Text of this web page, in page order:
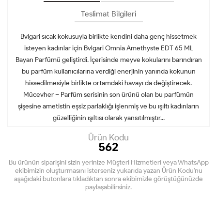
Teslimat Bilgileri
Bvlgari sıcak kokusuyla birlikte kendini daha genç hissetmek
isteyen kadınlar için Bvlgari Omnia Amethyste EDT 65 ML
Bayan Parfümü geliştirdi. İçerisinde meyve kokularını barındıran
bu parfüm kullanıcılarına verdiği enerjinin yanında kokunun
hissedilmesiyle birlikte ortamdaki havayı da değiştirecek.
Mücevher – Parfüm serisinin son ürünü olan bu parfümün
şişesine ametistin eşsiz parlaklığı işlenmiş ve bu ışıltı kadınların
güzelliğinin ışıltısı olarak yansıtılmıştır...
Ürün Kodu
562
Bu ürünün siparişini sizin yerinize Müşteri Hizmetleri veya WhatsApp
ekibimizin oluşturmasını isterseniz yukarıda yazan Ürün Kodu'nu
aşağıdaki butonlara tıkladıktan sonra ekibimizle görüştüğünüzde
paylaşabilirsiniz.